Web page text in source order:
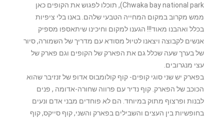
Chwaka bay national park), תוכלו לפגוש את הקופים כאן
ממש מקרוב במקום המחייה הטבעי שלהם. באנו בלי ציפיות
בכלל ואהבנו מאוד!!! הגענו למקום וחיכינו שיתאספו מספיק
אנשים לקבוצה ויצאנו לטיול מסודא עם מדריך של השמורה, סיור
של בערך שעה שכלל גם את הפארק של הקופים וגם פארק של
עצי מנגרובים.
בפארק יש שני סוגי קופים- קוף קולומבוס אדופ של זנזיבר שהוא
הכוכב של הפארק. קוף נדיר עם פרווה שחורה-אדומה , פנים
לבנות ופרצוף מתוק במיוחד. הם לא פוחדים מבני אדם ונעים
בחופשיות בין העצים והשבילים בפארק והשני, קוף סייקס, קוף